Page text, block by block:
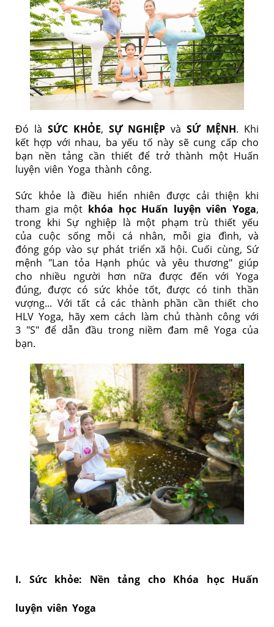
Đó là SỨC KHỎE, SỰ NGHIỆP vàSỨ MỆNH. Khi
kết hợp với nhau, ba yếu tố này sẽ cung cấp cho
bạn nền tảng cần thiết để trở thành một Huấn
luyện viên Yoga thành công.
Sức khỏe là điều hiển nhiên được cải thiện khi
tham gia một khóa học Huấn luyện viên Yoga,
trong khi Sự nghiệp là một phạm trù thiết yếu
của cuộc sống mỗi cá nhân, mỗi gia đình, và
đóng góp vào sự phát triển xã hội. Cuối cùng, Sứ
mệnh "Lan tỏa Hạnh phúc và yêu thương" giúp
cho nhiều người hơn nữa được đến với Yoga
đúng, được có sức khỏe tốt, được có tinh thần
vượng... Với tất cả các thành phần cần thiết cho
HLV Yoga, hãy xem cách làm chủ thành công với
3 "S" để dẫn đầu trong niềm đam mê Yoga của
bạn.
I. Sức khỏe: Nền tảng cho Khóa học Huấn
luyện viên Yoga